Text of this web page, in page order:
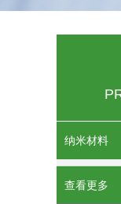
纳米材料
查看更多